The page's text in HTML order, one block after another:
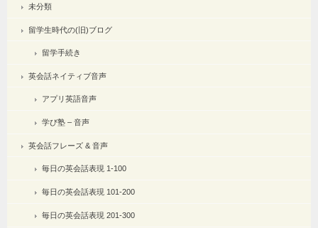
未分類
留学生時代の(旧)ブログ
留学手続き
英会話ネイティブ音声
アプリ英語音声
学び塾 – 音声
英会話フレーズ & 音声
毎日の英会話表現 1-100
毎日の英会話表現 101-200
毎日の英会話表現 201-300